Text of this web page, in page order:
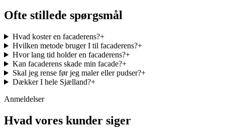
Ofte stillede spørgsmål
Hvad koster en facaderens?+
Hvilken metode bruger I til facaderens?+
Hvor lang tid holder en facaderens?+
Kan facaderens skade min facade?+
Skal jeg rense før jeg maler eller pudser?+
Dækker I hele Sjælland?+
Anmeldelser
Hvad vores kunder siger